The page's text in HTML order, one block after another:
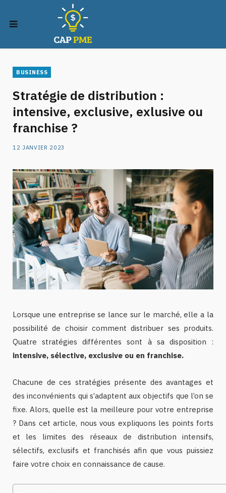
BUSINESS
Stratégie de distribution :
intensive, exclusive, exlusive ou
franchise ?
12 JANVIER 2023
Lorsque une entreprise se lance sur le marché, elle a la
possibilité de choisir comment distribuer ses produits.
Quatre stratégies différentes sont à sa disposition :
intensive, sélective, exclusive ou en franchise.
Chacune de ces stratégies présente des avantages et
des inconvénients qui s’adaptent aux objectifs que l’on se
fixe. Alors, quelle est la meilleure pour votre entreprise
? Dans cet article, nous vous expliquons les points forts
et les limites des réseaux de distribution intensifs,
sélectifs, exclusifs et franchisés afin que vous puissiez
faire votre choix en connaissance de cause.